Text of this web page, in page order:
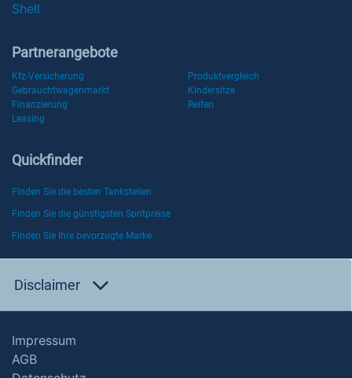
Shell
Partnerangebote
Kfz-Versicherung
Produktvergleich
Gebrauchtwagenmarkt
Kindersitze
Finanzierung
Reifen
Leasing
Quickfinder
Finden Sie die besten Tankstellen
Finden Sie die günstigsten Spritpreise
Finden Sie Ihre bevorzugte Marke
Disclaimer
Impressum
AGB